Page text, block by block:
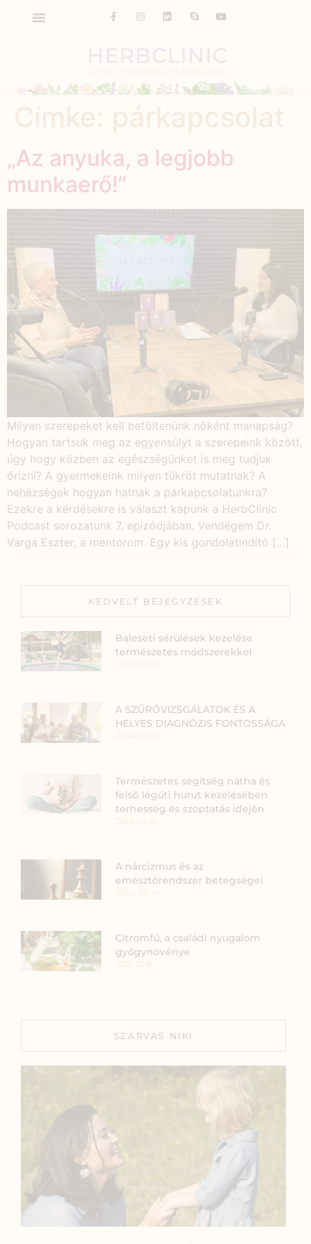
„Az anyuka, a legjobb
munkaerő!”
Milyen szerepeket kell betöltenünk nőként manapság?
Hogyan tartsuk meg az egyensúlyt a szerepeink között,
úgy hogy közben az egészségünket is meg tudjuk
őrizni? A gyermekeink milyen tükröt mutatnak? A
nehézségek hogyan hatnak a párkapcsolatunkra?
Ezekre a kérdésekre is választ kapunk a HerbClinic
Podcast sorozatunk 7. epizódjában. Vendégem Dr.
Varga Eszter, a mentorom. Egy kis gondolatindító […]
KEDVELT BEJEGYZÉSEK
Baleseti sérülések kezelése
természetes módszerekkel
A SZŰRŐVIZSGÁLATOK ÉS A
HELYES DIAGNÓZIS FONTOSSÁGA
Természetes segítség nátha és
felső légúti hurut kezelésében
terhesség és szoptatás idején
A nárcizmus és az
emésztőrendszer betegségei
Citromfű, a családi nyugalom
gyógynövénye
SZARVAS NIKI